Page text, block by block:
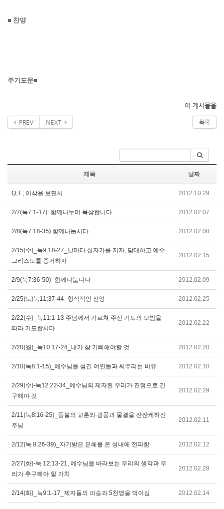
■ 찬양
주기도문■
이 게시물을
PREV NEXT 목록
제목 날짜
Q,T ; 이삭을 보면서 2012.10.29
2/7(눅7:1-17): 함께나누며 묵상합니다 2012.02.07
2/8(눅7:18-35) 함께나눕시다... 2012.02.08
2/15(수)_눅9:18-27_날마다 십자가를 지자, 담대하고 예수
그리스도를 증거하자
2012.02.15
2/9(눅7:36-50)_함께나눕니다 2012.02.09
2/25(토)눅11:37-44_형식적인 신앙 2012.02.25
2/22(수)_눅11:1-13 주님께서 가르쳐 주신 기도의 모범을
따라 기도합시다
2012.02.22
2/20(월)_눅10:17-24_내가 참 기뻐해야할 것 2012.02.20
2/10(눅8:1-15)_예수님을 섬긴 여인들과 씨뿌리는 비유 2012.02.10
2/29(수)-눅12:22-34_예수님의 제자된 우리가 진정으로 간
구해야 것
2012.02.29
2/11(눅8:16-25)_등불의 교훈와 광풍과 물결을 잔잔케하신
주님
2012.02.11
2/12(눅 8:26-39)_자기받은 은혜를 온 성내에 전파함 2012.02.12
2/27(화)-눅 12:13-21, 예수님을 바라보는 우리의 생각과 우
리가 추구해야 할 가치
2012.02.28
2/14(화)_눅9:1-17_제자들의 파송과 5천명을 먹이심 2012.02.14